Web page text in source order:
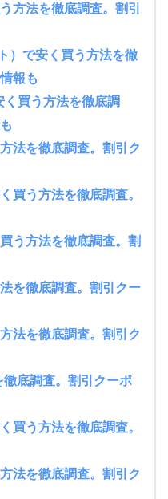
方法を徹底調査。割引
）で安く買う方法を徹
報も
買う方法を徹底調
法を徹底調査。割引ク
買う方法を徹底調査。
う方法を徹底調査。割
を徹底調査。割引クー
法を徹底調査。割引ク
底調査。割引クーポ
買う方法を徹底調査。
法を徹底調査。割引ク